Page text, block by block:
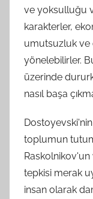
ve yoksulluğu
karakterler,
umutsuzluk ve
yönelebilirler.
üzerinde
nasıl başa
toplumun
Raskolnikov'un
tepkisi merak
insan olarak